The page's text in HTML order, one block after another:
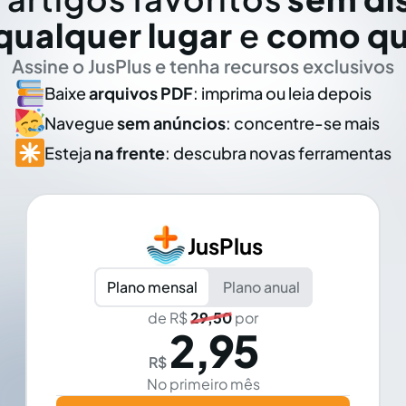
lugar e como
Assine o JusPlus e tenha recursos exclusivos
Baixearquivos PDF: imprima ou leia depois
Naveguesem anúncios: concentre-se mais
Esteja na frente: descubra novas ferramentas
JusPlus
Plano mensal
Plano anual
de R$29,50por
R$ 2,95
No primeiro mês